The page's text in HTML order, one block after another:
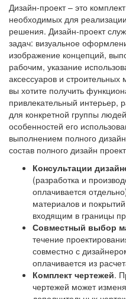
Дизайн-проект – это
необходимых для
решения. Дизайн-проект
задач: визуальное
изображение концепций,
рабочим, указание
аксессуаров и
вы хотите получить
привлекательный интерьер,
для конкретной группы
особенностей его
выполнением полного
состав полного дизайн
Консультации
(разработка и
оплачивается
материалов и
входящим в границы
Совместный выбор
течение
совместно с
оплачивается из
Комплект чертежей.
чертежей может